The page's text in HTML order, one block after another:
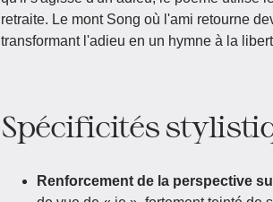
retraite. Le mont Song où l'ami retourne
transformant l'adieu en un hymne à la
Spécificités
Renforcement de la perspective